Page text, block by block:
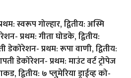
स्वरूप गोल्हार, द्वितीय: अस्मि
प्रथम: गीता घोडके, द्वितीय:
डेकोरेशन- प्रथम: रूपा वाणी, द्वितीय:
डेकोरेशन- प्रथम: माउंट वर्ट ट्रोपेज
द्वितीय: ७ प्लुमेरिया ड्राईव्ह को-